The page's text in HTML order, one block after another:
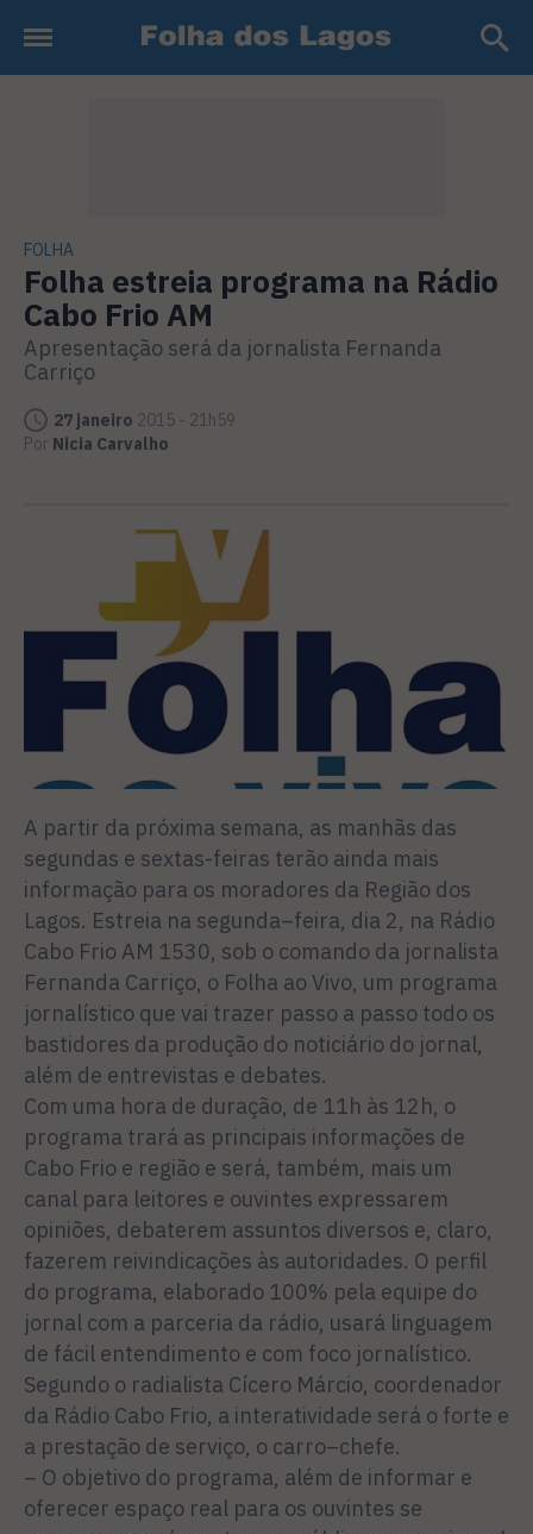
FOLHA
Folha estreia programa na Rádio
Cabo Frio AM
Apresentação será da jornalista Fernanda
Carriço
27 janeiro 2015 - 21h59
Por Nicia Carvalho
A partir da próxima semana, as manhãs das
segundas e sextas-feiras terão ainda mais
informação para os moradores da Região dos
Lagos. Estreia na segunda–feira, dia 2, na Rádio
Cabo Frio AM 1530, sob o comando da jornalista
Fernanda Carriço, o Folha ao Vivo, um programa
jornalístico que vai trazer passo a passo todo os
bastidores da produção do noticiário do jornal,
além de entrevistas e debates.
Com uma hora de duração, de 11h às 12h, o
programa trará as principais informações de
Cabo Frio e região e será, também, mais um
canal para leitores e ouvintes expressarem
opiniões, debaterem assuntos diversos e, claro,
fazerem reivindicações às autoridades. O perfil
do programa, elaborado 100% pela equipe do
jornal com a parceria da rádio, usará linguagem
de fácil entendimento e com foco jornalístico.
Segundo o radialista Cícero Márcio, coordenador
da Rádio Cabo Frio, a interatividade será o forte e
a prestação de serviço, o carro–chefe.
– O objetivo do programa, além de informar e
oferecer espaço real para os ouvintes se